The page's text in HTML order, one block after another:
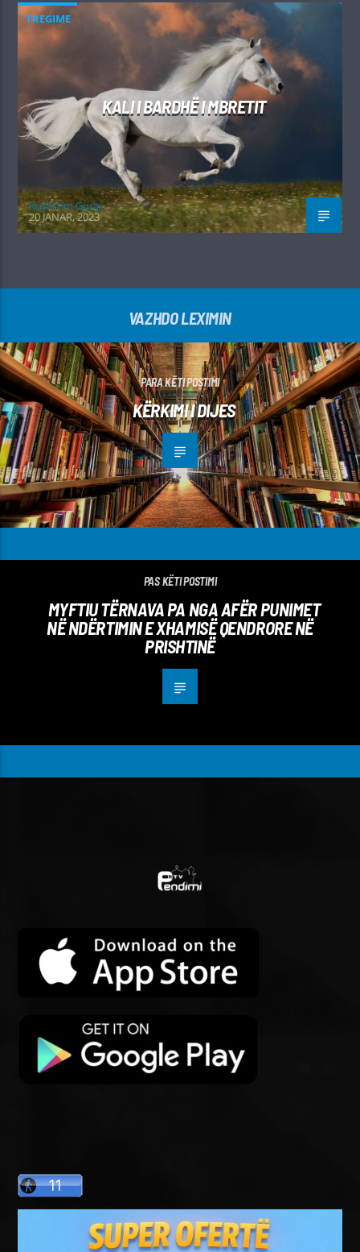
TREGIME
KALI I BARDHË I MBRETIT
Kushtrim Guraj
20 JANAR, 2023
VAZHDO LEXIMIN
PARA KËTI POSTIMI
KËRKIMI I DIJES
PAS KËTI POSTIMI
MYFTIU TËRNAVA PA NGA AFËR PUNIMET
NË NDËRTIMIN E XHAMISË QENDRORE NË
PRISHTINË